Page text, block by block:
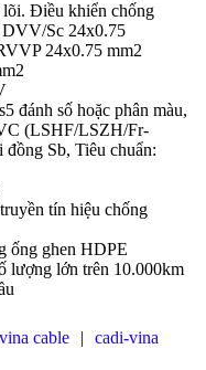
lõi. Điều khiển chống
Sc 24x0.75
24x0.75 mm2
đánh số hoặc phân màu,
(LSHF/LSZH/Fr-
Sb, Tiêu chuẩn:
tín hiệu chống
ống ghen HDPE
lượng lớn trên 10.000km
vina cable | cadi-vina